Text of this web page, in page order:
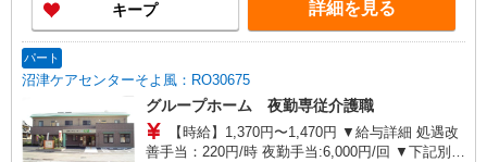
キープ 詳細を見る
パート
沼津ケアセンターそよ風：RO30675
グループホーム 夜勤専従介護職
【時給】1,370円〜1,470円 ▼給与詳細 処遇改
善手当：220円/時 夜勤手当:6,000円/回 ▼下記別途